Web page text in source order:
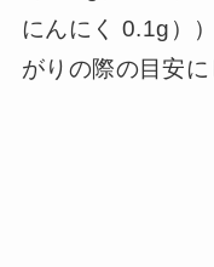
にんにく 0.1g）
がりの際の目安に